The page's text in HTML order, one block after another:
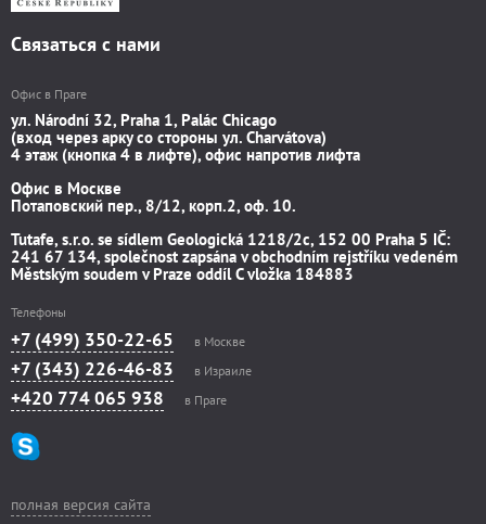
Связаться с нами
Офис в Праге
ул. Národní 32, Praha 1, Palác Chicago
(вход через арку со стороны ул. Charvátova)
4 этаж (кнопка 4 в лифте), офис напротив лифта
Офис в Москве
Потаповский пер., 8/12, корп.2, оф. 10.
Tutafe, s.r.o. se sídlem Geologická 1218/2c, 152 00 Praha 5 IČ:
241 67 134, společnost zapsána v obchodním rejstříku vedeném
Městským soudem v Praze oddíl C vložka 184883
Телефоны
+7 (499) 350-22-65 в Москве
+7 (343) 226-46-83 в Израиле
+420 774 065 938 в Праге
полная версия сайта